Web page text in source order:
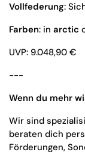
Vollfederung:
Farben: in arctic
UVP: 9.048,90 €
---
Wenn du mehr
Wir sind
beraten dich
Förderungen,